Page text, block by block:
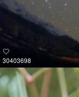
30403698